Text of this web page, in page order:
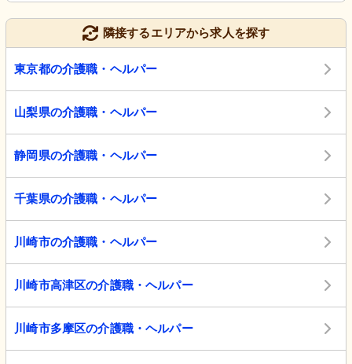
隣接するエリアから求人を探す
東京都の介護職・ヘルパー
山梨県の介護職・ヘルパー
静岡県の介護職・ヘルパー
千葉県の介護職・ヘルパー
川崎市の介護職・ヘルパー
川崎市高津区の介護職・ヘルパー
川崎市多摩区の介護職・ヘルパー